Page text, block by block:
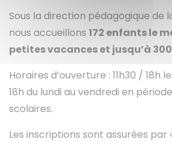
Sous la direction pédagogique de
nous accueillons 172 enfants le
petites vacances et jusqu’à
Horaires d’ouverture : 11h30 / 18h
18h du lundi au vendredi en
scolaires.
Les inscriptions sont assurées par